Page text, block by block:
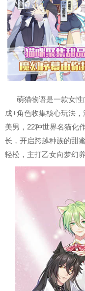
萌猫物语是一款女
成+角色收集核心玩法
美男，22种世界名猫化
长，开启跨越种族的甜
轻松，主打乙女向梦幻养